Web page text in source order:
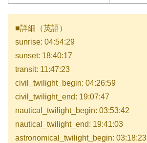
■詳細（英語）
sunrise: 04:54:29
sunset: 18:40:17
transit: 11:47:23
civil_twilight_begin: 04:26:59
civil_twilight_end: 19:07:47
nautical_twilight_begin: 03:53:42
nautical_twilight_end: 19:41:03
astronomical_twilight_begin: 03:18:23